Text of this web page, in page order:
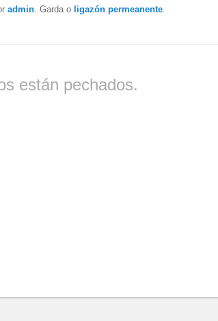
admin. Garda o ligazón permeanente.
están pechados.